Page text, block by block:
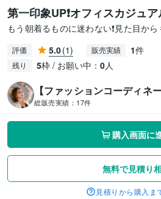
第一印象UP❗️オフィスカジュ
もう朝着るものに迷わない❗️見た目から
評価 5.0(1) 販売実績 1件
残り 5枠 / お願い中： 0人
【ファッションコーディネ
総販売実績： 17件
購入画面に
無料で見積り
見積りから購入ま